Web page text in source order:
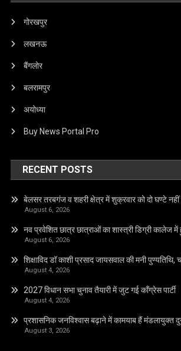
गोरखपुर
लखनऊ
बैंगलोर
बलरामपुर
अयोध्या
Buy News Portal Pro
RECENT POSTS
बेलसर तरबगंज व शहरी क्षेत्र में शुक्रवार को दो घण्टे नहीं
August 6, 2026
नव प्रवेशित छात्र छात्राओं का शास्त्री डिग्री कालेज
August 6, 2026
शिक्षाविद डॉ काशी प्रसाद जायसवाल की मनी
August 4, 2026
2027 विधान सभा चुनाव तैयारी में जुट गई कॉंग्रेस पार्टी
August 4, 2026
प्रशासनिक जनविश्वास बढ़ाने में कामयाब हैं मंडलायुक्त
August 3, 2026